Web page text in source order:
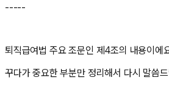
-----
퇴직급여법 주요 조문인 제4조의 내용이에
꾸다가 중요한 부분만 정리해서 다시 말씀